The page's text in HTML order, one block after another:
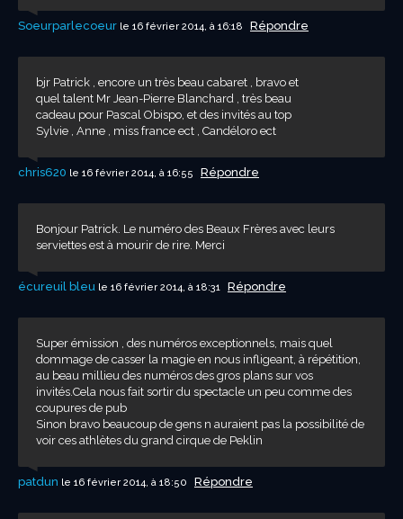
Soeurparlecoeur le 16 février 2014, à 16:18 Répondre
bjr Patrick , encore un très beau cabaret , bravo et
quel talent Mr Jean-Pierre Blanchard , très beau
cadeau pour Pascal Obispo, et des invités au top
Sylvie , Anne , miss france ect , Candéloro ect
chris620 le 16 février 2014, à 16:55 Répondre
Bonjour Patrick. Le numéro des Beaux Frères avec leurs
serviettes est à mourir de rire. Merci
écureuil bleu le 16 février 2014, à 18:31 Répondre
Super émission , des numéros exceptionnels, mais quel
dommage de casser la magie en nous infligeant, à répétition,
au beau millieu des numéros des gros plans sur vos
invités.Cela nous fait sortir du spectacle un peu comme des
coupures de pub
Sinon bravo beaucoup de gens n auraient pas la possibilité de
voir ces athlètes du grand cirque de Peklin
patdun le 16 février 2014, à 18:50 Répondre